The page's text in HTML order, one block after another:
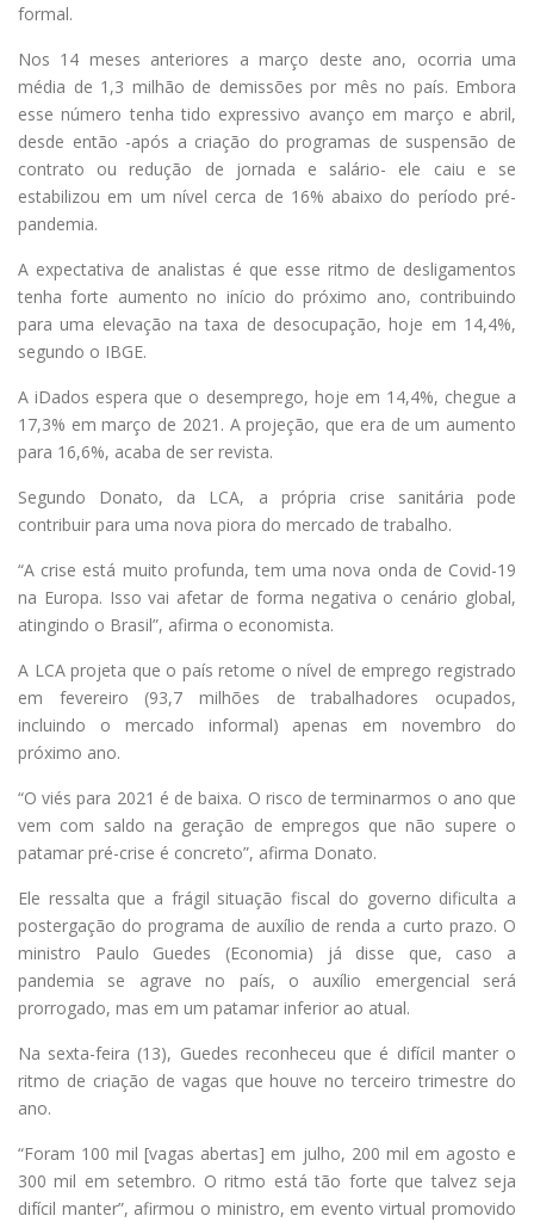
formal.
Nos 14 meses anteriores a março deste ano, ocorria uma
média de 1,3 milhão de demissões por mês no país. Embora
esse número tenha tido expressivo avanço em março e abril,
desde então -após a criação do programas de suspensão de
contrato ou redução de jornada e salário- ele caiu e se
estabilizou em um nível cerca de 16% abaixo do período pré-
pandemia.
A expectativa de analistas é que esse ritmo de desligamentos
tenha forte aumento no início do próximo ano, contribuindo
para uma elevação na taxa de desocupação, hoje em 14,4%,
segundo o IBGE.
A iDados espera que o desemprego, hoje em 14,4%, chegue a
17,3% em março de 2021. A projeção, que era de um aumento
para 16,6%, acaba de ser revista.
Segundo Donato, da LCA, a própria crise sanitária pode
contribuir para uma nova piora do mercado de trabalho.
“A crise está muito profunda, tem uma nova onda de Covid-19
na Europa. Isso vai afetar de forma negativa o cenário global,
atingindo o Brasil”, afirma o economista.
A LCA projeta que o país retome o nível de emprego registrado
em fevereiro (93,7 milhões de trabalhadores ocupados,
incluindo o mercado informal) apenas em novembro do
próximo ano.
“O viés para 2021 é de baixa. O risco de terminarmos o ano que
vem com saldo na geração de empregos que não supere o
patamar pré-crise é concreto”, afirma Donato.
Ele ressalta que a frágil situação fiscal do governo dificulta a
postergação do programa de auxílio de renda a curto prazo. O
ministro Paulo Guedes (Economia) já disse que, caso a
pandemia se agrave no país, o auxílio emergencial será
prorrogado, mas em um patamar inferior ao atual.
Na sexta-feira (13), Guedes reconheceu que é difícil manter o
ritmo de criação de vagas que houve no terceiro trimestre do
ano.
“Foram 100 mil [vagas abertas] em julho, 200 mil em agosto e
300 mil em setembro. O ritmo está tão forte que talvez seja
difícil manter”, afirmou o ministro, em evento virtual promovido